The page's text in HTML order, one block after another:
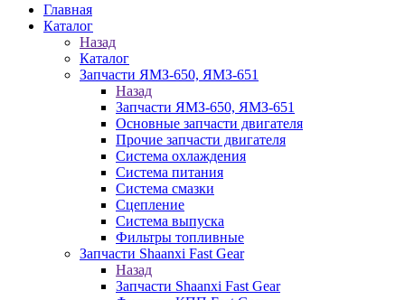
Главная
Каталог
Назад
Каталог
Запчасти ЯМЗ-650, ЯМЗ-651
Назад
Запчасти ЯМЗ-650, ЯМЗ-651
Основные запчасти двигателя
Прочие запчасти двигателя
Система охлаждения
Система питания
Система смазки
Сцепление
Система выпуска
Фильтры топливные
Запчасти Shaanxi Fast Gear
Назад
Запчасти Shaanxi Fast Gear